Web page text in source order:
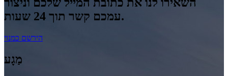
השאירו לנו את כתובת המייל שלכם וניצור
עמכם קשר תוך 24 שעות.
הירשם כמנוי
מַגָע